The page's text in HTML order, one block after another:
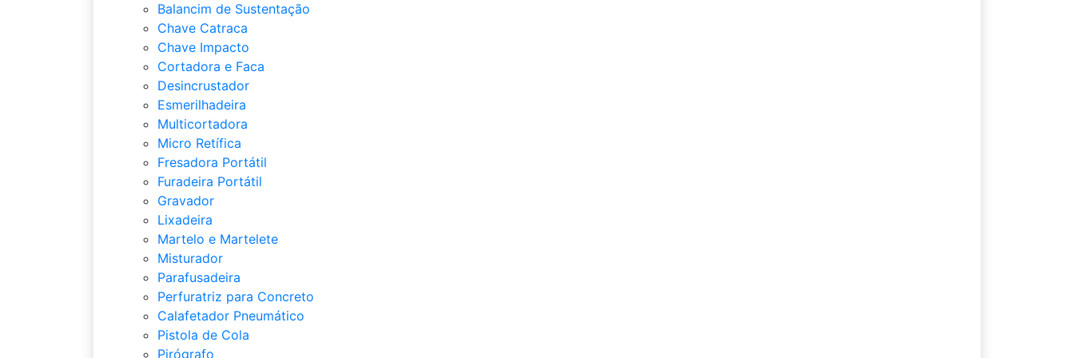
Balancim de Sustentação
Chave Catraca
Chave Impacto
Cortadora e Faca
Desincrustador
Esmerilhadeira
Multicortadora
Micro Retífica
Fresadora Portátil
Furadeira Portátil
Gravador
Lixadeira
Martelo e Martelete
Misturador
Parafusadeira
Perfuratriz para Concreto
Calafetador Pneumático
Pistola de Cola
Pirógrafo